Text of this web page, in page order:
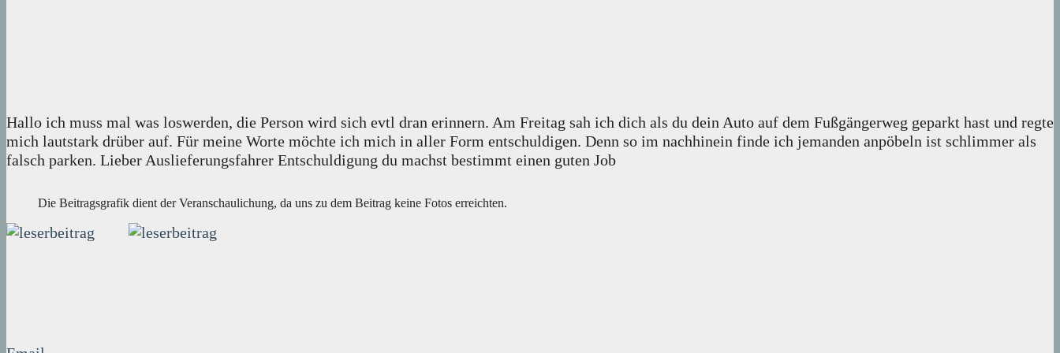
Hallo ich muss mal was loswerden, die Person wird sich evtl dran erinnern. Am Freitag sah ich dich als du dein Auto auf dem Fußgängerweg geparkt hast und regte
mich lautstark drüber auf. Für meine Worte möchte ich mich in aller Form entschuldigen. Denn so im nachhinein finde ich jemanden anpöbeln ist schlimmer als
falsch parken. Lieber Auslieferungsfahrer Entschuldigung du machst bestimmt einen guten Job
Die Beitragsgrafik dient der Veranschaulichung, da uns zu dem Beitrag keine Fotos erreichten.